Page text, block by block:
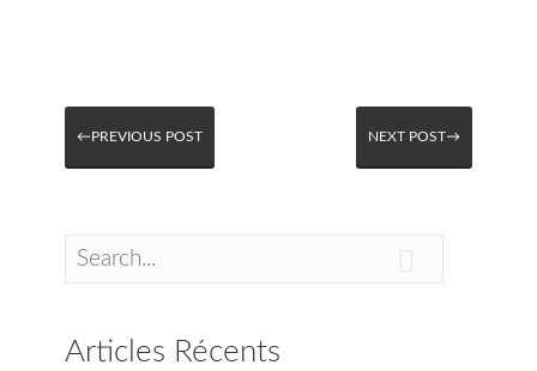
←PREVIOUS POST NEXT POST→
Articles Récents